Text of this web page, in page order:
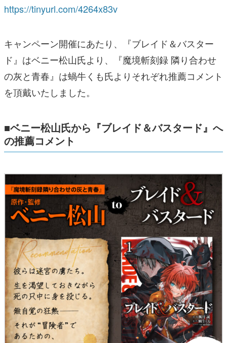
https://tinyurl.com/4264x83v
キャンペーン開催にあたり、『ブレイド＆バスター
ド』はベニー松山氏より、『魔境斬刻録 隣り合わせ
の灰と青春』は蝸牛くも氏よりそれぞれ推薦コメント
を頂戴いたしました。
■ベニー松山氏から『ブレイド＆バスタード』へ
の推薦コメント